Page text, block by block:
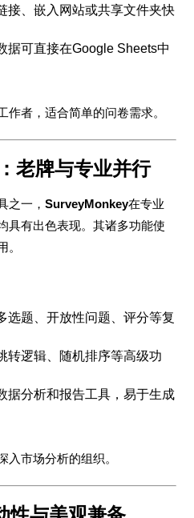
接、嵌入网站或共享文件夹快
据可直接在Google Sheets中
作者，适合简单的问卷需求。
老牌与专业并行
之一，SurveyMonkey在专业
具有出色表现。其诸多功能使
。
选题、开放性问题、评分等复
转逻辑、随机排序等高级功
据分析和报告工具，易于生成
入市场分析的组织。